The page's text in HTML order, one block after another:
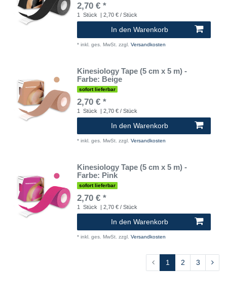
2,70 € *
1 Stück | 2,70 € / Stück
In den Warenkorb
* inkl. ges. MwSt. zzgl. Versandkosten
Kinesiology Tape (5 cm x 5 m) -
Farbe: Beige
sofort lieferbar
2,70 € *
1 Stück | 2,70 € / Stück
In den Warenkorb
* inkl. ges. MwSt. zzgl. Versandkosten
Kinesiology Tape (5 cm x 5 m) -
Farbe: Pink
sofort lieferbar
2,70 € *
1 Stück | 2,70 € / Stück
In den Warenkorb
* inkl. ges. MwSt. zzgl. Versandkosten
1 2 3